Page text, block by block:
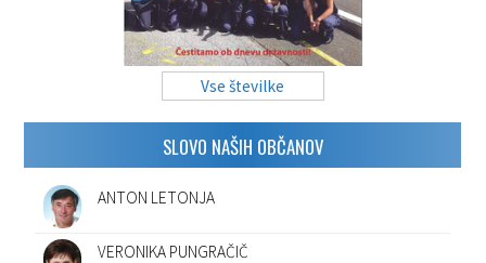
Vse številke
SLOVO NAŠIH OBČANOV
ANTON LETONJA
VERONIKA PUNGRAČIČ